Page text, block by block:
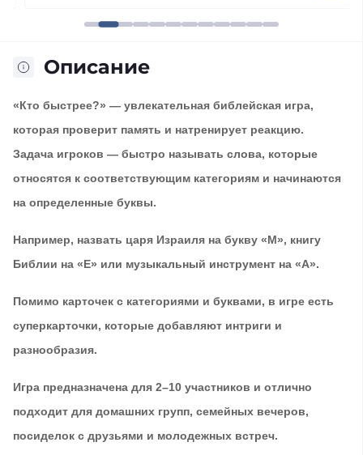
Описание
«Кто быстрее?» — увлекательная библейская игра,
которая проверит память и натренирует реакцию.
Задача игроков — быстро называть слова, которые
относятся к соответствующим категориям и начинаются
на определенные буквы.
Например, назвать царя Израиля на букву «М», книгу
Библии на «Е» или музыкальный инструмент на «А».
Помимо карточек с категориями и буквами, в игре есть
суперкарточки, которые добавляют интриги и
разнообразия.
Игра предназначена для 2–10 участников и отлично
подходит для домашних групп, семейных вечеров,
посиделок с друзьями и молодежных встреч.